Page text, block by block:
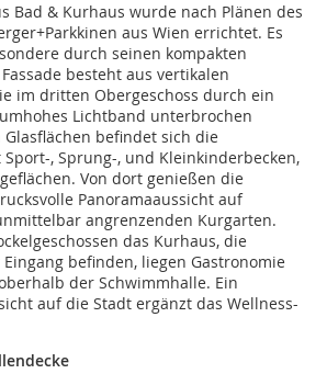
Bad & Kurhaus wurde nach Plänen des
aus Wien errichtet. Es
durch seinen kompakten
besteht aus vertikalen
im dritten Obergeschoss durch ein
Lichtband unterbrochen
befindet sich die
, Sprung-, und Kleinkinderbecken,
Von dort genießen die
Panoramaaussicht auf
angrenzenden Kurgarten.
das Kurhaus, die
befinden, liegen Gastronomie
der Schwimmhalle. Ein
auf die Stadt ergänzt das Wellness-